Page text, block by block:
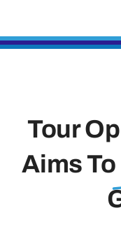
Tour
Aims To